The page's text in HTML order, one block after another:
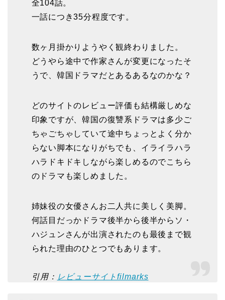
全104話。
一話につき35分程度です。
数ヶ月掛かりようやく観終わりました。
どうやら途中で作家さんが変更になったそ
うで、韓国ドラマだとあるあるなのかな？
どのサイトのレビュー評価も結構厳しめな
印象ですが、韓国の復讐系ドラマは多少ご
ちゃごちゃしていて途中ちょっとよく分か
らない脚本になりがちでも、イライラハラ
ハラドキドキしながら楽しめるのでこちら
のドラマも楽しめました。
姉妹役の女優さんお二人共に美しく美脚。
何話目だっかドラマ後半から後半からソ・
ハジュンさんが出演されたのも最後まで観
られた理由のひとつでもあります。
引用： レビューサイトfilmarks